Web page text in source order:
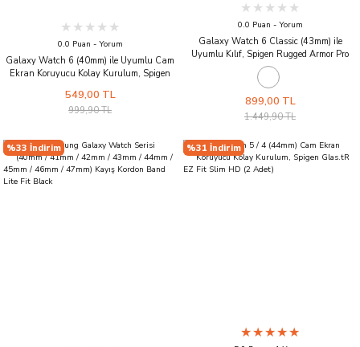
0.0 Puan - Yorum
Galaxy Watch 6 (40mm) ile Uyumlu Cam
Ekran Koruyucu Kolay Kurulum, Spigen
549,00 TL
999,90 TL
0.0 Puan - Yorum
Galaxy Watch 6 Classic (43mm) ile
Uyumlu Kılıf, Spigen Rugged Armor Pro
Matte Black
899,00 TL
1.449,90 TL
%33 İndirim %31 İndirim